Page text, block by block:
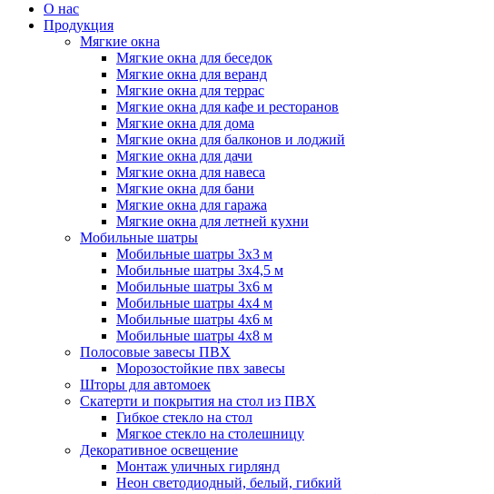
О нас
Продукция
Мягкие окна
Мягкие окна для беседок
Мягкие окна для веранд
Мягкие окна для террас
Мягкие окна для кафе и ресторанов
Мягкие окна для дома
Мягкие окна для балконов и лоджий
Мягкие окна для дачи
Мягкие окна для навеса
Мягкие окна для бани
Мягкие окна для гаража
Мягкие окна для летней кухни
Мобильные шатры
Мобильные шатры 3х3 м
Мобильные шатры 3х4,5 м
Мобильные шатры 3х6 м
Мобильные шатры 4х4 м
Мобильные шатры 4х6 м
Мобильные шатры 4х8 м
Полосовые завесы ПВХ
Морозостойкие пвх завесы
Шторы для автомоек
Скатерти и покрытия на стол из ПВХ
Гибкое стекло на стол
Мягкое стекло на столешницу
Декоративное освещение
Монтаж уличных гирлянд
Неон светодиодный, белый, гибкий